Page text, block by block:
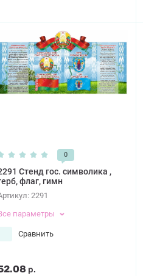
0
Стенд гос. символика ,
флаг, гимн
2291
параметры
Сравнить
р.